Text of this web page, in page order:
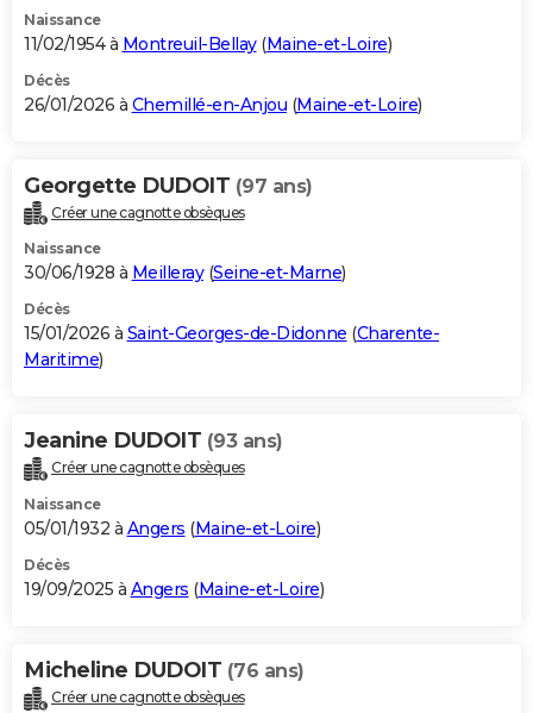
Naissance
11/02/1954 à Montreuil-Bellay(Maine-et-Loire)
Décès
26/01/2026 à Chemillé-en-Anjou (Maine-et-Loire)
Georgette DUDOIT (97 ans)
Créer une cagnotte obsèques
Naissance
30/06/1928 à Meilleray(Seine-et-Marne)
Décès
15/01/2026 à Saint-Georges-de-Didonne (Charente-
Maritime)
Jeanine DUDOIT (93 ans)
Créer une cagnotte obsèques
Naissance
05/01/1932 à Angers (Maine-et-Loire)
Décès
19/09/2025 à Angers (Maine-et-Loire)
Micheline DUDOIT (76 ans)
Créer une cagnotte obsèques